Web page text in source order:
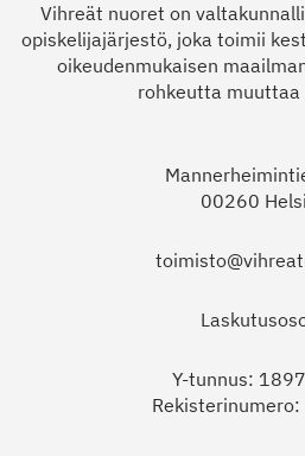
Vihreät nuoret on
opiskelijajärjestö, joka toimii
oikeudenmukaisen
rohkeutta muuttaa
00260
Y-tunnus: